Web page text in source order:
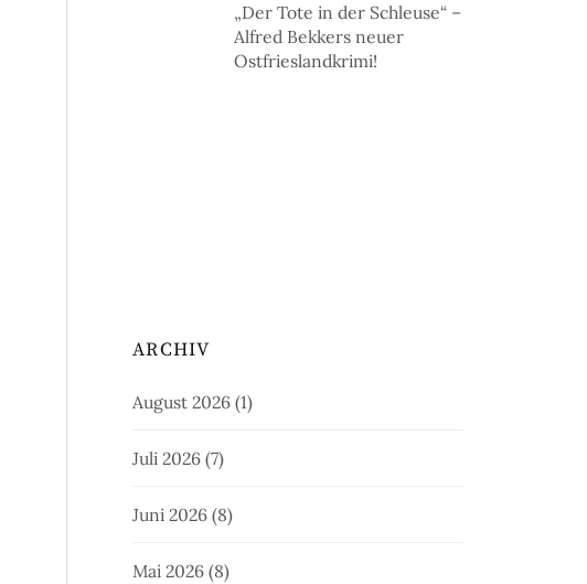
„Der Tote in der Schleuse“ –
Alfred Bekkers neuer
Ostfrieslandkrimi!
ARCHIV
August 2026 (1)
Juli 2026 (7)
Juni 2026 (8)
Mai 2026 (8)